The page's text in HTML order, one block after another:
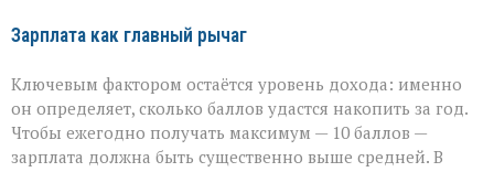
Зарплата как главный рычаг
Ключевым фактором остаётся уровень дохода: именно
он определяет, сколько баллов удастся накопить за год.
Чтобы ежегодно получать максимум — 10 баллов —
зарплата должна быть существенно выше средней. В